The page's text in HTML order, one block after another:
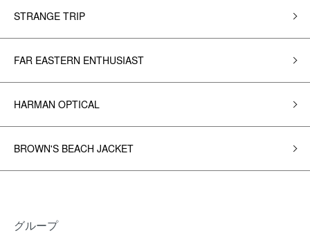
STRANGE TRIP
FAR EASTERN ENTHUSIAST
HARMAN OPTICAL
BROWN'S BEACH JACKET
グループ